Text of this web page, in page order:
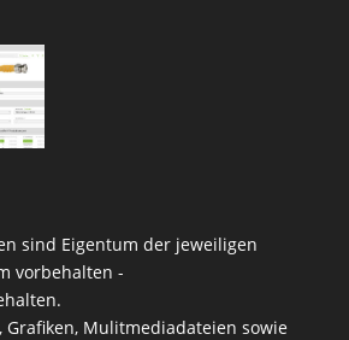
sind Eigentum der jeweiligen
vorbehalten -
Grafiken, Mulitmediadateien sowie